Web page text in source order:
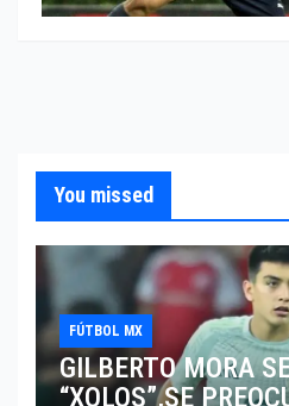
You missed
FÚTBOL MX
GILBERTO MORA
“XOLOS”,SE